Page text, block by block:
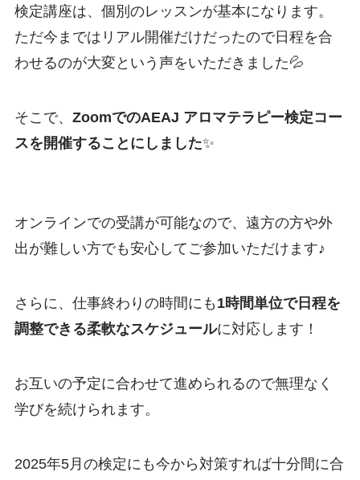
検定講座は、個別のレッスンが基本になります。
ただ今まではリアル開催だけだったので日程を合
わせるのが大変という声をいただきました💦
そこで、 ZoomでのAEAJ アロマテラピー検定コー
スを開催することにしました✨
オンラインでの受講が可能なので、遠方の方や外
出が難しい方でも安心してご参加いただけます♪
さらに、仕事終わりの時間にも 1時間単位で日程を
調整できる柔軟なスケジュールに対応します！
お互いの予定に合わせて進められるので無理なく
学びを続けられます。
2025年5月の検定にも今から対策すれば十分間に合